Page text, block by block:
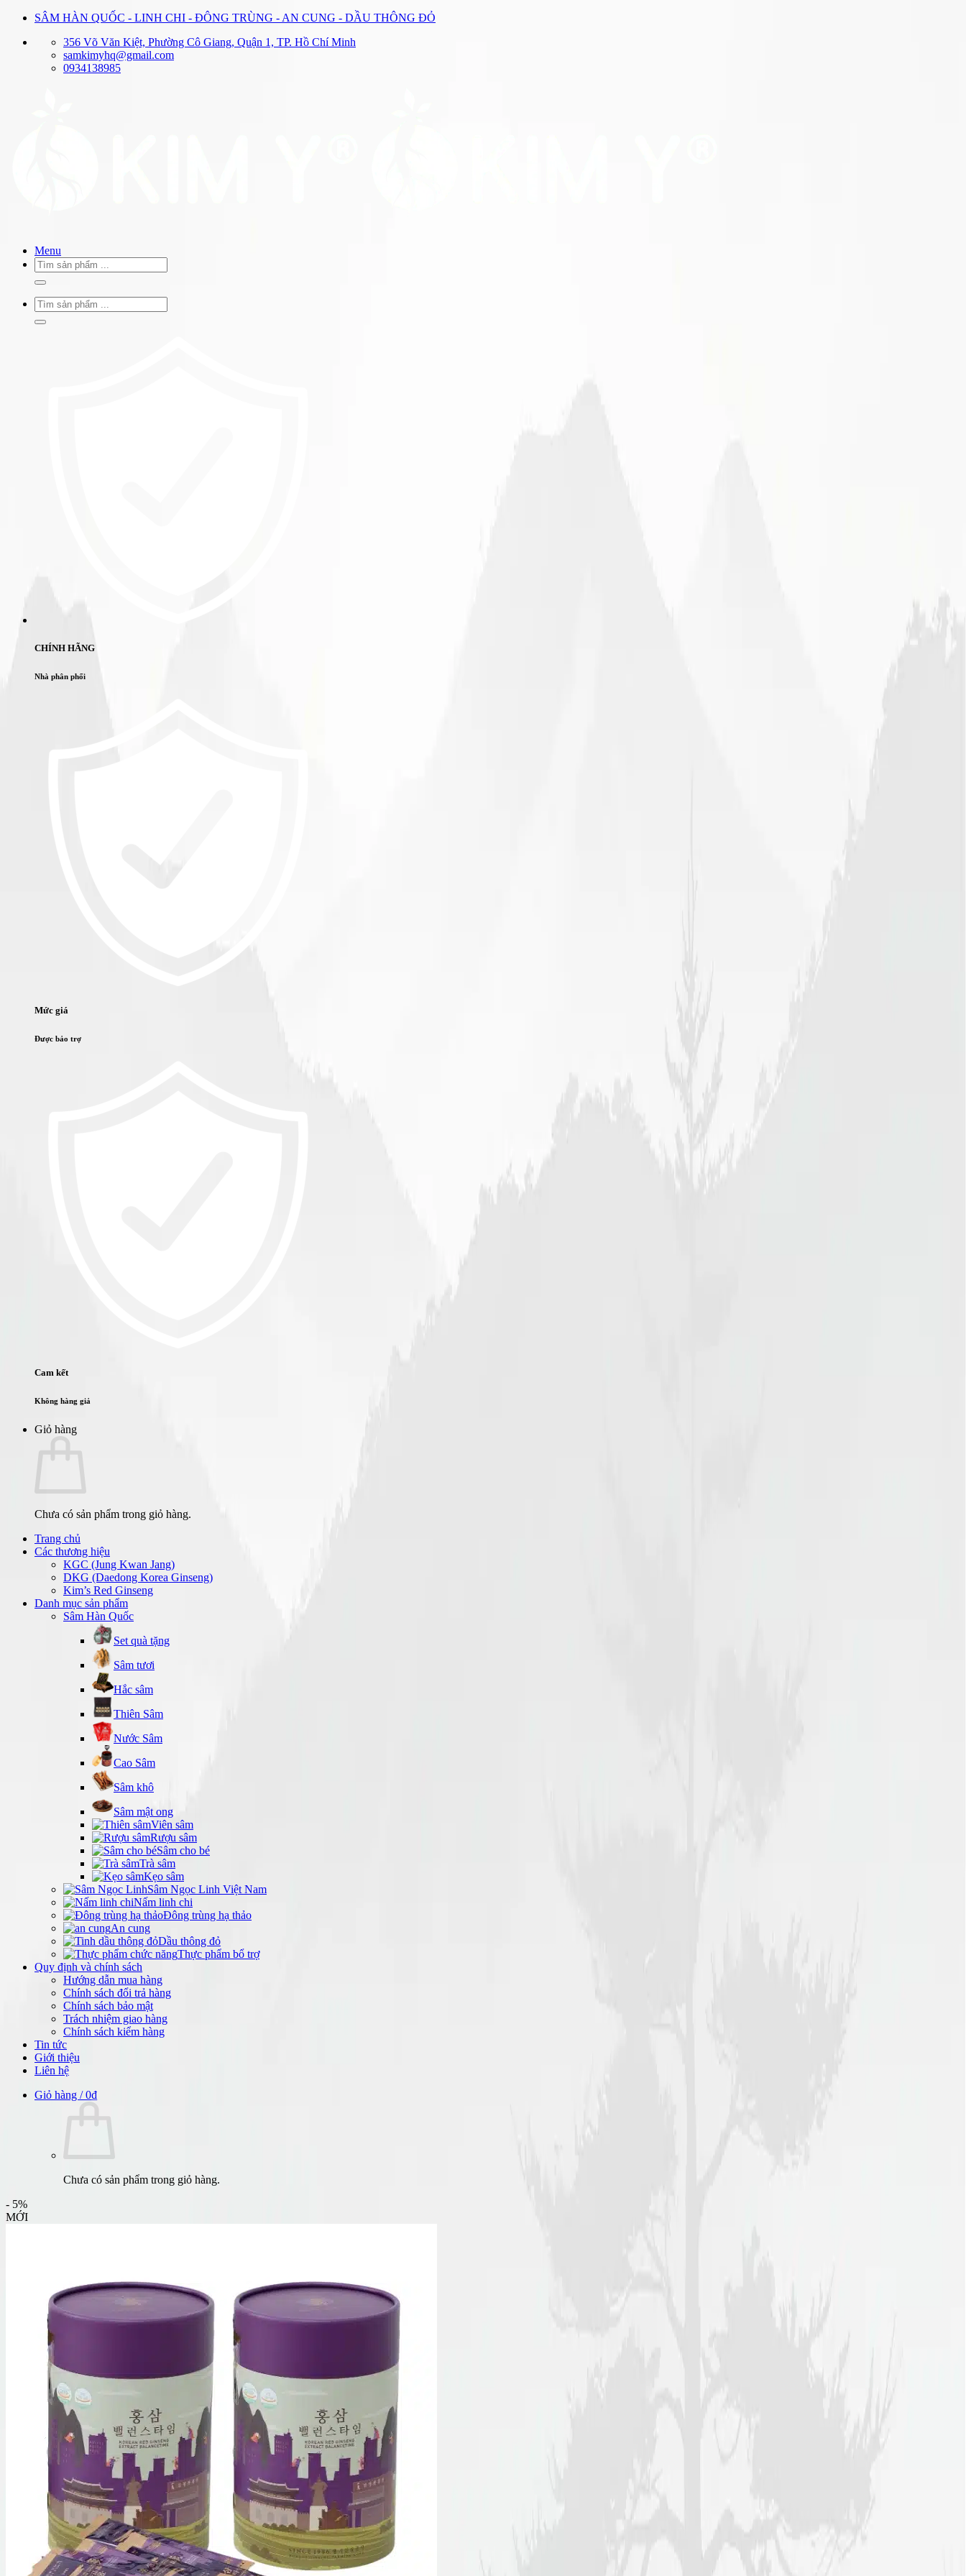
SÂM HÀN QUỐC - LINH CHI - ĐÔNG TRÙNG - AN CUNG - DẦU THÔNG ĐỎ
356 Võ Văn Kiệt, Phường Cô Giang, Quận 1, TP. Hồ Chí Minh
samkimyhq@gmail.com
0934138985
Menu
Tìm
kiếm:
Tìm
kiếm:
CHÍNH HÃNG
Nhà phân phối
Mức giá
Được bảo trợ
Cam kết
Không hàng giả
Giỏ hàng
Chưa có sản phẩm trong giỏ hàng.
Trang chủ
Các thương hiệu
KGC (Jung Kwan Jang)
DKG (Daedong Korea Ginseng)
Kim’s Red Ginseng
Danh mục sản phẩm
Sâm Hàn Quốc
Set quà tặng
Sâm tươi
Hắc sâm
Thiên Sâm
Nước Sâm
Cao Sâm
Sâm khô
Sâm mật ong
Viên sâm
Rượu sâm
Sâm cho bé
Trà sâm
Kẹo sâm
Sâm Ngọc Linh Việt Nam
Nấm linh chi
Đông trùng hạ thảo
An cung
Dầu thông đỏ
Thực phẩm bổ trợ
Quy định và chính sách
Hướng dẫn mua hàng
Chính sách đổi trả hàng
Chính sách bảo mật
Trách nhiệm giao hàng
Chính sách kiểm hàng
Tin tức
Giới thiệu
Liên hệ
Giỏ hàng /0₫
Chưa có sản phẩm trong giỏ hàng.
- 5%
MỚI